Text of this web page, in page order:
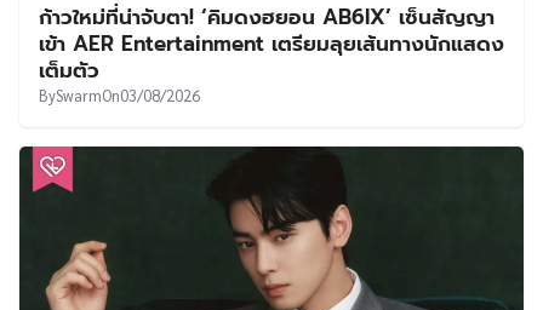
ก้าวใหม่ที่น่าจับตา! ‘คิมดงฮยอน AB6IX’ เซ็นสัญญา
เข้า AER Entertainment เตรียมลุยเส้นทางนักแสดง
เต็มตัว
BySwarmOn03/08/2026